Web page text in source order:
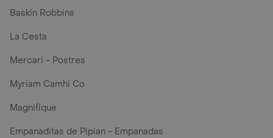
Baskin Robbins
La Cesta
Mercari - Postres
Myriam Camhi Co
Magnifique
Empanaditas de Pipian - Empanadas